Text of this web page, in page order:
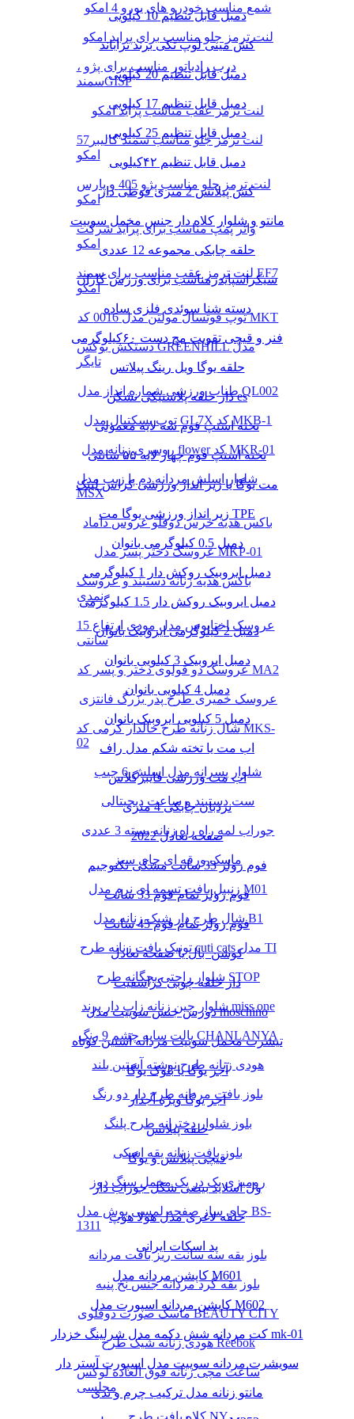
شمع مناسب خودرو های یورو 4 امکو
لنت ترمز جلو مناسب برای پراید امکو
درب رادیاتور مناسب برای پژو ،
سمندGISP
لنت ترمز عقب مناسب پراید امکو
لنت ترمز جلو مناسب سمند کالیبر57
امکو
لنت ترمز جلو مناسب پژو 405 و پارس
امکو
واتر پمپ مناسب برای پراید شرکت
امکو
لنت ترمز عقب مناسب برای سمند EF7
امکو
توپ فوتسال مولتن مدل 0016 کد MKT
دستکش بوکس GREENHILL مدل
تایگر
طناب ورزشی شماره انداز مدل QL002
توپ بسکتبال مدل GL7X کد MKB-1
روسری زنانه مدل flower کد MKR-01
شلوار اسلش مردانه دم پا زیپ مدل
MSX
باکس هدیه خرس دوقلو عروس داماد
عروسک دختر پسر مدل MKP-01
باکس هدیه زنانه دستبند و عروسک
نمدی
عروسک اختاپوس مدل مودی ارتفاع 15
سانتی
عروسک دو قولوی دختر و پسر کد MA2
عروسک خمیری طرح پدر بزرگ فانتزی
شال زنانه طرح خالدار کرمی کد MKS-
02
شلوار پسرانه مدل اسلش 6 جیب
ست دستبند و ساعت دیجیتالی
جوراب لمه راه راه زنانه بسته 3 عددی
ماسک ورقه ای چای سبز
زنبیل بافت تسمه ای نرم مدل M01
شال طرح دار شیک زنانه مدل B1
تونیک بافت زنانه طرح cuti cats مدل TI
شلوار راحتی بچگانه طرح STOP
شلوار جین زنانه زاپ دار برند miss one
پالت سایه چشم 9 رنگ CHANLANYA
هودی زنانه طرح نوشته آستین بلند
بلوز بافت مردانه طرح دار دو رنگ
بلوز شلوار دخترانه طرح پلنگ
بلوز بافت زنانه یقه اسکی
رومیزی یک در یک مخمل سنگ دوز
چای ساز صفحه لمسی بوش مدل BS-
1311
بلوز یقه سه سانت ریز بافت مردانه
بلوز یقه گرد مردانه جنس نخ پنبه
ماسک صورت دوقلوی BEAUTY CITY
هودی زنانه شیک طرح Reebok
ساعت مچی زنانه فوق العاده لوکس
مجلسی
کلاه بافت طرح NY
دمبل قابل تنظیم 10 کیلویی
کش مینی لوپ تکی برند تراباند
دمبل قابل تنظیم 20 کیلویی
دمبل قابل تنظیم 17 کیلویی
دمبل قابل تنظیم 25 کیلویی
دمبل قابل تنظیم ۴۲کیلویی
کش پیلاتس 2 متری قوطی دار
مانتو و شلوار کلاه دار جنس مخمل سوییت
حلقه چابکی مجموعه 12 عددی
شیکراسپایدرمناسب برای ورزش کاران
دسته شنا سوئدی فلزی ساده
فنر و قیچی تقویت مچ دست ۶۰کیلوگرمی
حلقه یوگا ویل رینگ پیلاتس
دار حلقه پلاستیکی نشکن es
تخته استپ فوم سه لایه معمولی
تخته استپ فوم چهار لایه ۵۵ سانتی
مت یوگا یا زیر انداز ورزشی کراس لینک
زیر انداز ورزشی یوگا مت TPE
دمبل 0.5 کیلوگرمی بانوان
دمبل ایروبیک روکش‌ دار 1 کیلوگرمی
دمبل ایروبیک روکش‌ دار 1.5 کیلوگرمی
دمبل 2 کیلوگرمی ایروبیک بانوان
دمبل ایروبیک 3 کیلویی بانوان
دمبل 4 کیلویی بانوان
دمبل 5 کیلویی ایروبیک بانوان
اب مت یا تخته شکم مدل راف
اب مت ورزشی فایبرگلاس
نردبان چابکی 4 متری
صفحه تعادل 2022
فوم رولر 33 سانت مشکی تکنوجیم
فوم رولر تمام فوم 33 سانت
فوم رولر تمام فوم 45 سانت
کوشن بال یا صفحه تعادل
دار حلقه چوبی کراسفیت
دورس جنس سوییت مدل moschino
تیشرت مخمل سوییت مردانه آستین کوتاه
آجر یوگا یا بلوک یوگا
آجر یوگا ویژه آجدار
حلقه پیلاتس
قیچی پیلاتس و یوگا
ول اسلاید بیضی شکل جوراب دار
حلقه لاغری مدل هولا هوپ
پد اسکات ایرانی
کاپشن مردانه مدل M601
کاپشن مردانه اسپورت مدل M602
کت مردانه شش دکمه مدل شرلینگ خزدار mk-01
سویشرت مردانه سوییت مدل اسپورت آستر دار
مانتو زنانه مدل ترکیب چرم و تدی